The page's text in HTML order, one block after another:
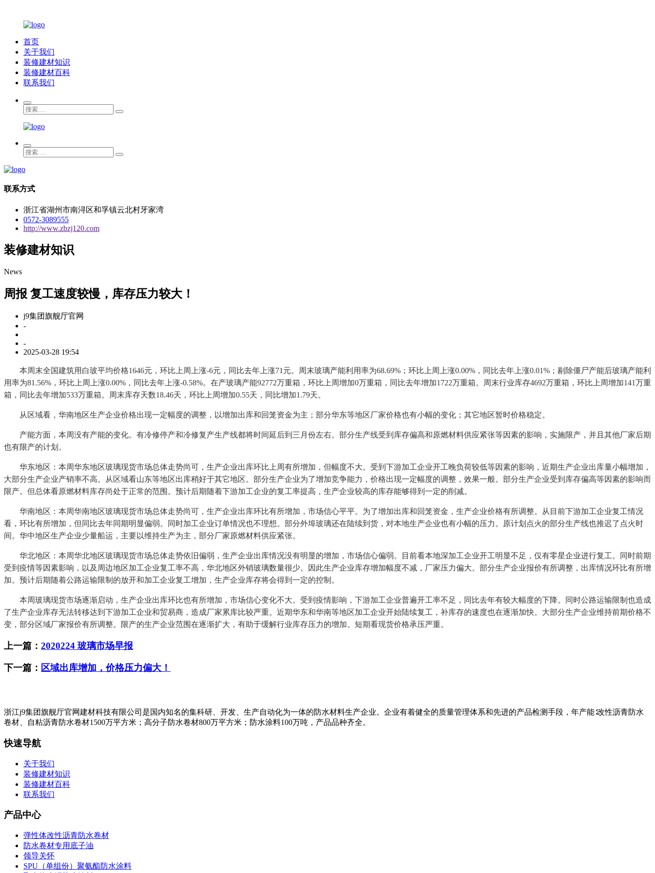
首页
关于我们
装修建材知识
装修建材百科
联系我们
联系方式
浙江省湖州市南浔区和孚镇云北村牙家湾
0572-3089555
http://www.zbzj120.com
装修建材知识
News
周报 复工速度较慢，库存压力较大！
j9集团旗舰厅官网
-
-
2025-03-28 19:54
本周末全国建筑用白玻平均价格1646元，环比上周上涨-6元，同比去年上涨71元。周末玻璃产能利用率为68.69%；环比上周上涨0.00%，同比去年上涨0.01%；剔除僵尸产能后玻璃产能利
用率为81.56%，环比上周上涨0.00%，同比去年上涨-0.58%。在产玻璃产能92772万重箱，环比上周增加0万重箱，同比去年增加1722万重箱。周末行业库存4692万重箱，环比上周增加141万重
箱，同比去年增加533万重箱。周末库存天数18.46天，环比上周增加0.55天，同比增加1.79天。
从区域看，华南地区生产企业价格出现一定幅度的调整，以增加出库和回笼资金为主；部分华东等地区厂家价格也有小幅的变化；其它地区暂时价格稳定。
产能方面，本周没有产能的变化。有冷修停产和冷修复产生产线都将时间延后到三月份左右。部分生产线受到库存偏高和原燃材料供应紧张等因素的影响，实施限产，并且其他厂家后期
也有限产的计划。
华东地区：本周华东地区玻璃现货市场总体走势尚可，生产企业出库环比上周有所增加，但幅度不大。受到下游加工企业开工晚负荷较低等因素的影响，近期生产企业出库量小幅增加，
大部分生产企业产销率不高。从区域看山东等地区出库稍好于其它地区。部分生产企业为了增加竞争能力，价格出现一定幅度的调整，效果一般。部分生产企业受到库存偏高等因素的影响而
限产。但总体看原燃材料库存尚处于正常的范围。预计后期随着下游加工企业的复工率提高，生产企业较高的库存能够得到一定的削减。
华南地区：本周华南地区玻璃现货市场总体走势尚可，生产企业出库环比有所增加，市场信心平平。为了增加出库和回笼资金，生产企业价格有所调整。从目前下游加工企业复工情况
看，环比有所增加，但同比去年同期明显偏弱。同时加工企业订单情况也不理想。部分外埠玻璃还在陆续到货，对本地生产企业也有小幅的压力。原计划点火的部分生产线也推迟了点火时
间。华中地区生产企业少量船运，主要以维持生产为主，部分厂家原燃材料供应紧张。
华北地区：本周华北地区玻璃现货市场总体走势依旧偏弱，生产企业出库情况没有明显的增加，市场信心偏弱。目前看本地深加工企业开工明显不足，仅有零星企业进行复工。同时前期
受到疫情等因素影响，以及周边地区加工企业复工率不高，华北地区外销玻璃数量很少。因此生产企业库存增加幅度不减，厂家压力偏大。部分生产企业报价有所调整，出库情况环比有所增
加。预计后期随着公路运输限制的放开和加工企业复工增加，生产企业库存将会得到一定的控制。
本周玻璃现货市场逐渐启动，生产企业出库环比也有所增加，市场信心变化不大。受到疫情影响，下游加工企业普遍开工率不足，同比去年有较大幅度的下降。同时公路运输限制也造成
了生产企业库存无法转移达到下游加工企业和贸易商，造成厂家累库比较严重。近期华东和华南等地区加工企业开始陆续复工，补库存的速度也在逐渐加快。大部分生产企业维持前期价格不
变，部分区域厂家报价有所调整。限产的生产企业范围在逐渐扩大，有助于缓解行业库存压力的增加。短期看现货价格承压严重。
上一篇： 2020224 玻璃市场早报
下一篇： 区域出库增加，价格压力偏大！
浙江j9集团旗舰厅官网建材科技有限公司是国内知名的集科研、开发、生产自动化为一体的防水材料生产企业。企业有着健全的质量管理体系和先进的产品检测手段，年产能∶改性沥青防水
卷材、自粘沥青防水卷材1500万平方米；高分子防水卷材800万平方米；防水涂料100万吨，产品品种齐全。
快速导航
关于我们
装修建材知识
装修建材百科
联系我们
产品中心
弹性体改性沥青防水卷材
防水卷材专用底子油
领导关怀
SPU（单组份）聚氨酯防水涂料